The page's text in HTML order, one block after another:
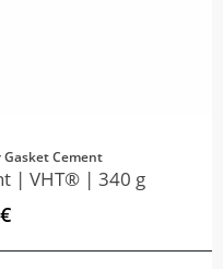
Cement
| VHT® | 340 g